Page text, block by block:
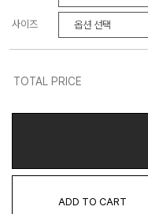
사이즈
TOTAL PRICE
ADD TO CART